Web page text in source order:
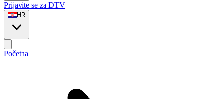
Prijavite se za DTV
HR
Početna